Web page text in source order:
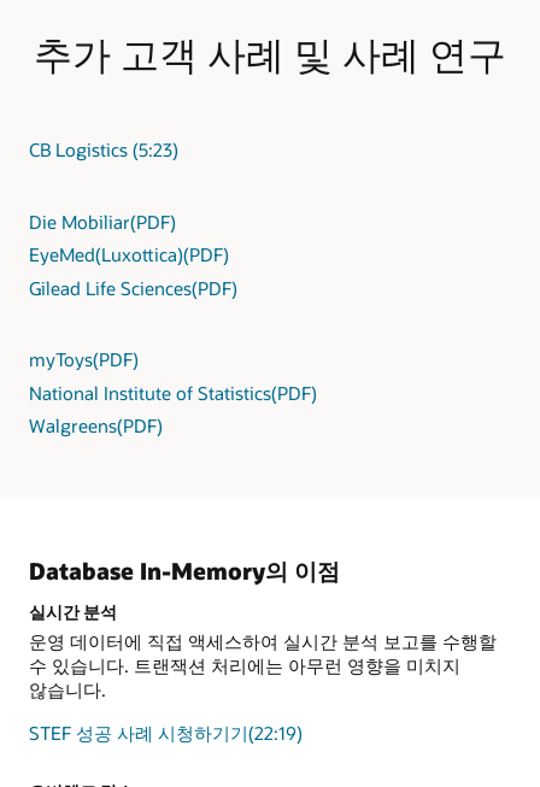
추가 고객 사례 및 사례 연구
CB Logistics (5:23)
Die Mobiliar(PDF)
EyeMed(Luxottica)(PDF)
Gilead Life Sciences(PDF)
myToys(PDF)
National Institute of Statistics(PDF)
Walgreens(PDF)
Database In-Memory의 이점
실시간 분석
운영 데이터에 직접 액세스하여 실시간 분석 보고를 수행할
수 있습니다. 트랜잭션 처리에는 아무런 영향을 미치지
않습니다.
STEF 성공 사례 시청하기기(22:19)